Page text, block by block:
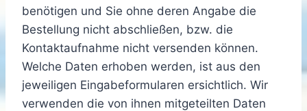
benötigen und Sie ohne deren Angabe die
Bestellung nicht abschließen, bzw. die
Kontaktaufnahme nicht versenden können.
Welche Daten erhoben werden, ist aus den
jeweiligen Eingabeformularen ersichtlich. Wir
verwenden die von ihnen mitgeteilten Daten